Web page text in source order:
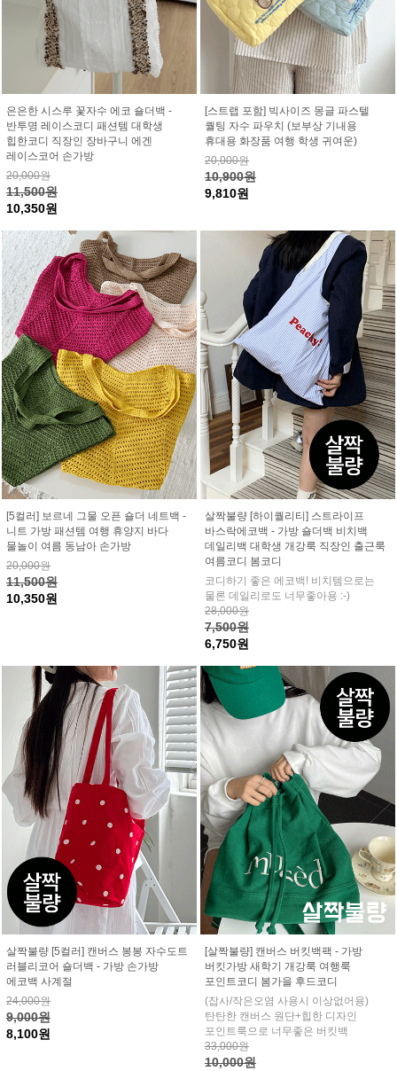
은은한 시스루 꽃자수 에코 숄더백 -
반투명 레이스코디 패션템 대학생
힙한코디 직장인 장바구니 에겐
레이스코어 손가방
20,000원
11,500원
10,350원
[스트랩 포함] 빅사이즈 몽글 파스텔
퀄팅 자수 파우치 (보부상 기내용
휴대용 화장품 여행 학생 귀여운)
20,000원
10,900원
9,810원
[5컬러] 보르네 그물 오픈 숄더 네트백 -
니트 가방 패션템 여행 휴양지 바다
물놀이 여름 동남아 손가방
20,000원
11,500원
10,350원
살짝불량 [하이퀄리티] 스트라이프
바스락에코백 - 가방 숄더백 비치백
데일리백 대학생 개강룩 직장인 출근룩
여름코디 봄코디
코디하기 좋은 에코백! 비치템으로는
물론 데일리로도 너무좋아용 :-)
28,000원
7,500원
6,750원
살짝불량 [5컬러] 캔버스 봉봉 자수도트
러블리코어 숄더백 - 가방 손가방
에코백 사계절
24,000원
9,000원
8,100원
[살짝불량] 캔버스 버킷백팩 - 가방
버킷가방 새학기 개강룩 여행룩
포인트코디 봄가을 후드코디
(잡사/작은오염 사용시 이상없어용)
탄탄한 캔버스 원단+힙한 디자인
포인트룩으로 너무좋은 버킷백
33,000원
10,000원